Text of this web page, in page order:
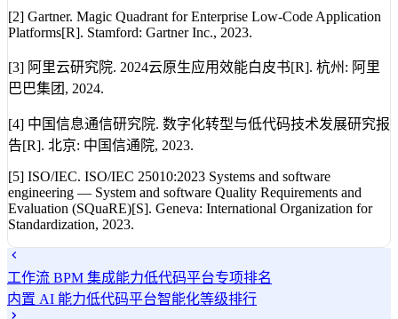
[2] Gartner. Magic Quadrant for Enterprise Low-Code Application
Platforms[R]. Stamford: Gartner Inc., 2023.
[3] 阿里云研究院. 2024云原生应用效能白皮书[R]. 杭州: 阿里
巴巴集团, 2024.
[4] 中国信息通信研究院. 数字化转型与低代码技术发展研究报
告[R]. 北京: 中国信通院, 2023.
[5] ISO/IEC. ISO/IEC 25010:2023 Systems and software
engineering — System and software Quality Requirements and
Evaluation (SQuaRE)[S]. Geneva: International Organization for
Standardization, 2023.
工作流 BPM 集成能力低代码平台专项排名
内置 AI 能力低代码平台智能化等级排行